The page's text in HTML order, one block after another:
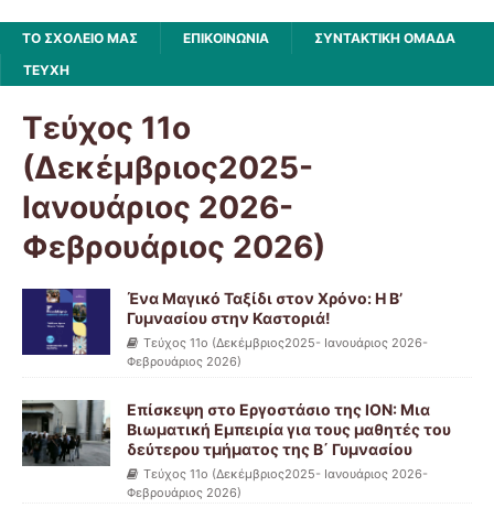
ΤΟ ΣΧΟΛΕΙΟ ΜΑΣ ΕΠΙΚΟΙΝΩΝΙΑ
ΣΥΝΤΑΚΤΙΚΗ ΟΜΑΔΑ
ΤΕΥΧΗ
Τεύχος 11ο
(Δεκέμβριος2025-
Ιανουάριος 2026-
Φεβρουάριος 2026)
Ένα Μαγικό Ταξίδι στον Χρόνο: Η Β’
Γυμνασίου στην Καστοριά!
Τεύχος 11ο (Δεκέμβριος2025- Ιανουάριος 2026-
Φεβρουάριος 2026)
Επίσκεψη στο Εργοστάσιο της ΙΟΝ: Μια
Βιωματική Εμπειρία για τους μαθητές του
δεύτερου τμήματος της Β΄ Γυμνασίου
Τεύχος 11ο (Δεκέμβριος2025- Ιανουάριος 2026-
Φεβρουάριος 2026)